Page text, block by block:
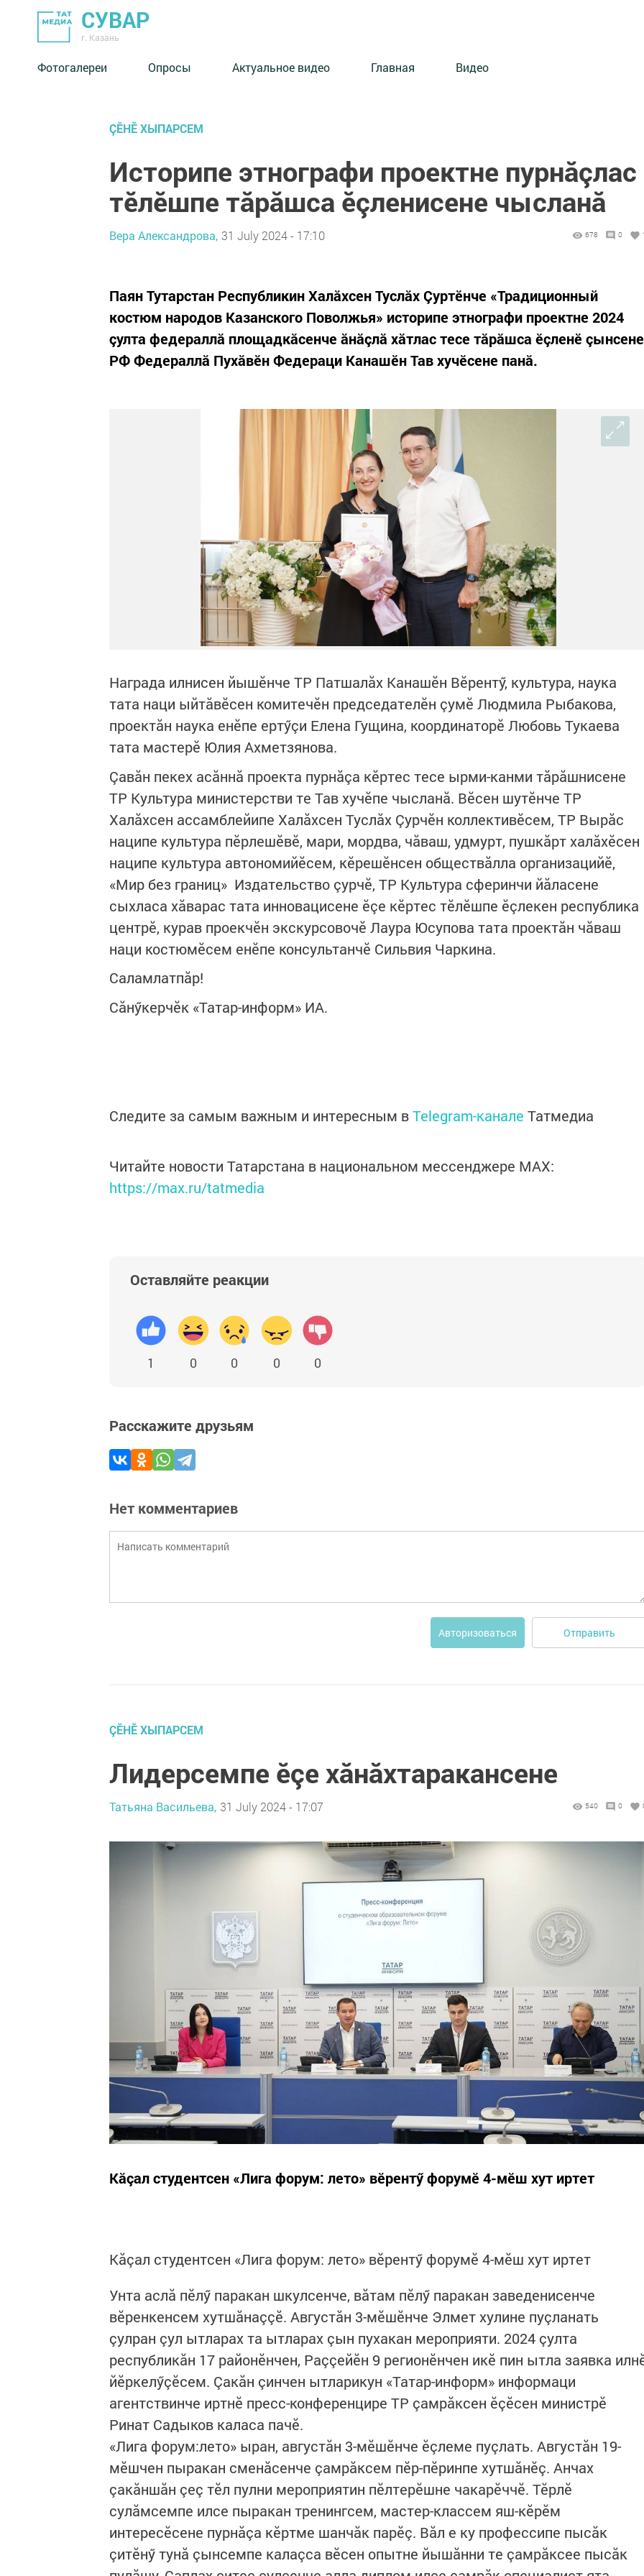
СУВАР
г. Казань
Фотогалереи Опросы Актуальное видео Главная Видео
ÇӖНӖ ХЫПАРСЕМ
Историпе этнографи проектне пурнăçлас
тӗлӗшпе тăрăшса ӗçленисене чысланă
Вера Александрова, 31 July 2024 - 17:10 678 0
Паян Тутарстан Республикин Халăхсен Туслăх Çуртӗнче «Традиционный
костюм народов Казанского Поволжья» историпе этнографи проектне 2024
çулта федераллă площадкăсенче ăнăçлă хăтлас тесе тăрăшса ӗçленӗ çынсене
РФ Федераллă Пухăвӗн Федераци Канашӗн Тав хучӗсене панă.
Награда илнисен йышӗнче ТР Патшалăх Канашӗн Вӗрентӳ, культура, наука
тата наци ыйтăвӗсен комитечӗн председателӗн çумӗ Людмила Рыбакова,
проектăн наука енӗпе ертӳçи Елена Гущина, координаторӗ Любовь Тукаева
тата мастерӗ Юлия Ахметзянова.
Çавăн пекех асăннă проекта пурнăçа кӗртес тесе ырми-канми тăрăшнисене
ТР Культура министерстви те Тав хучӗпе чысланă. Вӗсен шутӗнче ТР
Халăхсен ассамблейипе Халăхсен Туслăх Çурчӗн коллективӗсем, ТР Вырăс
наципе культура пӗрлешӗвӗ, мари, мордва, чăваш, удмурт, пушкăрт халăхӗсен
наципе культура автономийӗсем, кӗрешӗнсен обществăлла организацийӗ,
«Мир без границ» Издательство çурчӗ, ТР Культура сферинчи йăласене
сыхласа хăварас тата инновацисене ӗçе кӗртес тӗлӗшпе ӗçлекен республика
центрӗ, курав проекчӗн экскурсовочӗ Лаура Юсупова тата проектăн чăваш
наци костюмӗсем енӗпе консультанчӗ Сильвия Чаркина.
Саламлатпăр!
Сăнӳкерчӗк «Татар-информ» ИА.
Следите за самым важным и интересным вTelegram-канале Татмедиа
Читайте новости Татарстана в национальном мессенджере MАХ:
https://max.ru/tatmedia
Оставляйте реакции
1 0 0 0 0
Расскажите друзьям
Нет комментариев
Авторизоваться Отправить
ÇӖНӖ ХЫПАРСЕМ
Лидерсемпе ӗçе хăнăхтаракансене
Татьяна Васильева, 31 July 2024 - 17:07 540 0
Кăçал студентсен «Лига форум: лето» вӗрентӳ форумӗ 4-мӗш хут иртет
Кăçал студентсен «Лига форум: лето» вӗрентӳ форумӗ 4-мӗш хут иртет
Унта аслă пӗлӳ паракан шкулсенче, вăтам пӗлӳ паракан заведенисенче
вӗренкенсем хутшăнаççӗ. Августăн 3-мӗшӗнче Элмет хулине пуçланать
çулран çул ытларах та ытларах çын пухакан мероприяти. 2024 çулта
республикăн 17 районӗнчен, Раççейӗн 9 регионӗнчен икӗ пин ытла заявка
йӗркелӳçӗсем. Çакăн çинчен ытларикун «Татар-информ» информаци
агентствинче иртнӗ пресс-конференцире ТР çамрăксен ӗçӗсен министрӗ
Ринат Садыков каласа пачӗ.
«Лига форум:лето» ыран, августăн 3-мӗшӗнче ӗçлеме пуçлать. Августăн 19-
мӗшчен пыракан сменăсенче çамрăксем пӗр-пӗринпе хутшăнӗç. Анчах
çакăншăн çеç тӗл пулни мероприятин пӗлтерӗшне чакарӗччӗ. Тӗрлӗ
сулăмсемпе илсе пыракан тренингсем, мастер-классем яш-кӗрӗм
интересӗсене пурнăçа кӗртме шанчăк парӗç. Вăл е ку профессипе пысăк
çитӗнӳ тунă çынсемпе калаçса вӗсен опытне йышăнни те çамрăксее пысăк